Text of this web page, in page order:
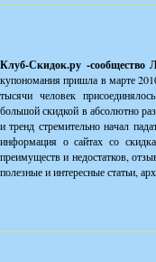
Клуб-Скидок.ру -сообщество
купономания пришла в марте
тысячи человек
большой скидкой в абсолютно
и тренд стремительно начал
информация о сайтах со
преимуществ и недостатков,
полезные и интересные статьи,